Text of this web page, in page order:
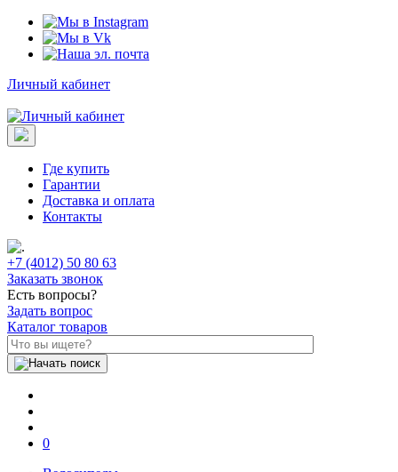
Личный кабинет
Где купить
Гарантии
Доставка и оплата
Контакты
+7 (4012) 50 80 63
Заказать звонок
Есть вопросы?
Задать вопрос
Каталог товаров
0